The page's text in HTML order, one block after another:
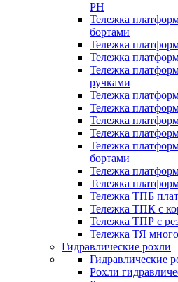
PH
Тележка
бортами
Тележка
Тележка
Тележка
ручками
Тележка
Тележка
Тележка
Тележка
Тележка
бортами
Тележка
Тележка
Тележка ТПБ
Тележка ТПК с
Тележка ТПР с
Тележка ТЯ
Гидравлические рохли
Гидравлические
Рохли